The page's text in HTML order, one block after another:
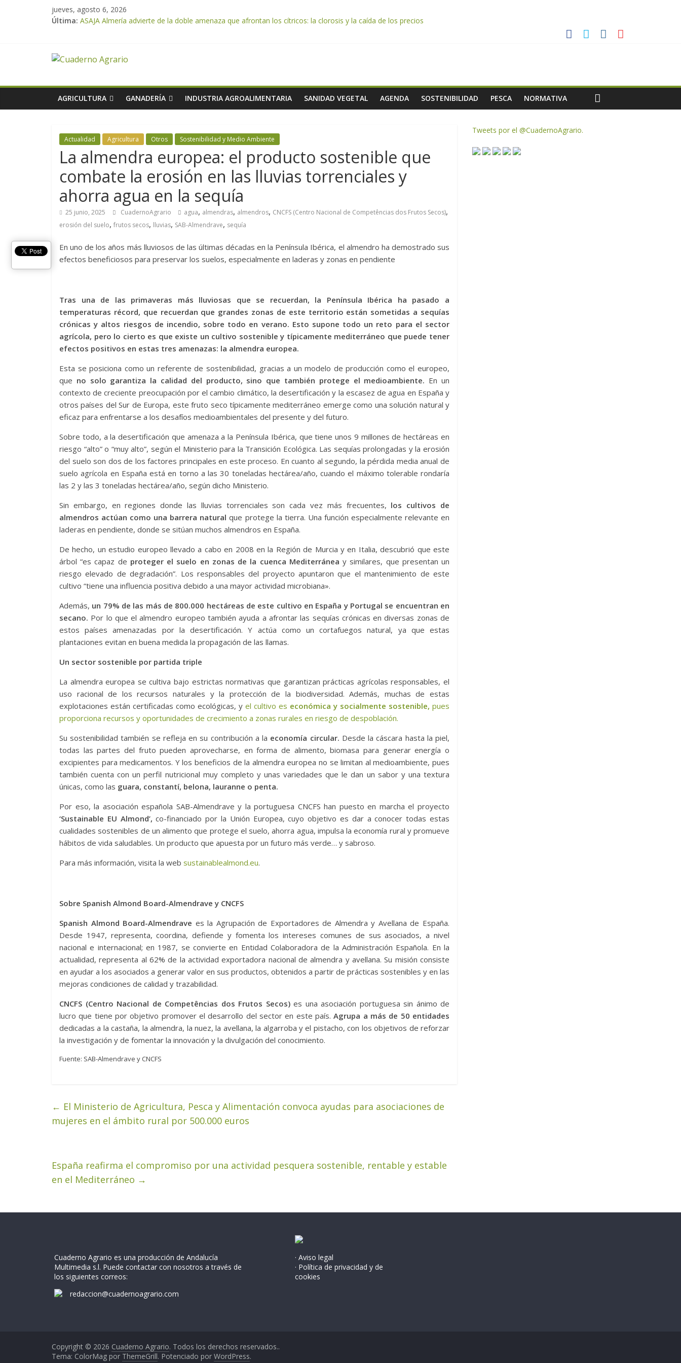
jueves, agosto 6, 2026
Última: ASAJA Almería advierte de la doble amenaza que afrontan los cítricos: la clorosis y la caída de los precios
ASAJA Almería: las primeras recolecciones de almendra confirman una cosecha desigual marcada por las inclemencias meteorológicas y la incertidumbre en los precios
VÍDEO: Promoción y difusión de los valores de los alimentos de origen cooperativo en escuelas de hostelería
Cooperativas Agro-alimentarias de Andalucía celebra la activación del mecanismo de regulación de oferta de aceite de oliva para la próxima campaña
AGRICULTURA GANADERÍA INDUSTRIA AGROALIMENTARIA SANIDAD VEGETAL AGENDA SOSTENIBILIDAD PESCA NORMATIVA
Actualidad Agricultura Otros Sostenibilidad y Medio Ambiente
La almendra europea: el producto sostenible que
combate la erosión en las lluvias torrenciales y
ahorra agua en la sequía
25 junio, 2025 CuadernoAgrario agua, almendras, almendros, CNCFS (Centro Nacional de Competências dos Frutos Secos),
erosión del suelo, frutos secos, lluvias, SAB-Almendrave, sequía
En uno de los años más lluviosos de las últimas décadas en la Península Ibérica, el almendro ha demostrado sus
efectos beneficiosos para preservar los suelos, especialmente en laderas y zonas en pendiente
Tras una de las primaveras más lluviosas que se recuerdan, la Península Ibérica ha pasado a
temperaturas récord, que recuerdan que grandes zonas de este territorio están sometidas a sequías
crónicas y altos riesgos de incendio, sobre todo en verano. Esto supone todo un reto para el sector
agrícola, pero lo cierto es que existe un cultivo sostenible y típicamente mediterráneo que puede tener
efectos positivos en estas tres amenazas: la almendra europea.
Esta se posiciona como un referente de sostenibilidad, gracias a un modelo de producción como el europeo,
que no solo garantiza la calidad del producto, sino que también protege el medioambiente. En un
contexto de creciente preocupación por el cambio climático, la desertificación y la escasez de agua en España y
otros países del Sur de Europa, este fruto seco típicamente mediterráneo emerge como una solución natural y
eficaz para enfrentarse a los desafíos medioambientales del presente y del futuro.
Sobre todo, a la desertificación que amenaza a la Península Ibérica, que tiene unos 9 millones de hectáreas en
riesgo “alto” o “muy alto”, según el Ministerio para la Transición Ecológica. Las sequías prolongadas y la erosión
del suelo son dos de los factores principales en este proceso. En cuanto al segundo, la pérdida media anual de
suelo agrícola en España está en torno a las 30 toneladas hectárea/año, cuando el máximo tolerable rondaría
las 2 y las 3 toneladas hectárea/año, según dicho Ministerio.
Sin embargo, en regiones donde las lluvias torrenciales son cada vez más frecuentes, los cultivos de
almendros actúan como una barrera natural que protege la tierra. Una función especialmente relevante en
laderas en pendiente, donde se sitúan muchos almendros en España.
De hecho, un estudio europeo llevado a cabo en 2008 en la Región de Murcia y en Italia, descubrió que este
árbol “es capaz de proteger el suelo en zonas de la cuenca Mediterránea y similares, que presentan un
riesgo elevado de degradación”. Los responsables del proyecto apuntaron que el mantenimiento de este
cultivo “tiene una influencia positiva debido a una mayor actividad microbiana».
Además, un 79% de las más de 800.000 hectáreas de este cultivo en España y Portugal se encuentran en
secano. Por lo que el almendro europeo también ayuda a afrontar las sequías crónicas en diversas zonas de
estos países amenazadas por la desertificación. Y actúa como un cortafuegos natural, ya que estas
plantaciones evitan en buena medida la propagación de las llamas.
Un sector sostenible por partida triple
La almendra europea se cultiva bajo estrictas normativas que garantizan prácticas agrícolas responsables, el
uso racional de los recursos naturales y la protección de la biodiversidad. Además, muchas de estas
explotaciones están certificadas como ecológicas, y el cultivo es económica y socialmente sostenible, pues
proporciona recursos y oportunidades de crecimiento a zonas rurales en riesgo de despoblación.
Su sostenibilidad también se refleja en su contribución a la economía circular. Desde la cáscara hasta la piel,
todas las partes del fruto pueden aprovecharse, en forma de alimento, biomasa para generar energía o
excipientes para medicamentos. Y los beneficios de la almendra europea no se limitan al medioambiente, pues
también cuenta con un perfil nutricional muy completo y unas variedades que le dan un sabor y una textura
únicas, como las guara, constantí, belona, lauranne o penta.
Por eso, la asociación española SAB-Almendrave y la portuguesa CNCFS han puesto en marcha el proyecto
‘Sustainable EU Almond’, co-financiado por la Unión Europea, cuyo objetivo es dar a conocer todas estas
cualidades sostenibles de un alimento que protege el suelo, ahorra agua, impulsa la economía rural y promueve
hábitos de vida saludables. Un producto que apuesta por un futuro más verde… y sabroso.
Para más información, visita la web sustainablealmond.eu.
Sobre Spanish Almond Board-Almendrave y CNCFS
Spanish Almond Board-Almendrave es la Agrupación de Exportadores de Almendra y Avellana de España.
Desde 1947, representa, coordina, defiende y fomenta los intereses comunes de sus asociados, a nivel
nacional e internacional; en 1987, se convierte en Entidad Colaboradora de la Administración Española. En la
actualidad, representa al 62% de la actividad exportadora nacional de almendra y avellana. Su misión consiste
en ayudar a los asociados a generar valor en sus productos, obtenidos a partir de prácticas sostenibles y en las
mejoras condiciones de calidad y trazabilidad.
CNCFS (Centro Nacional de Competências dos Frutos Secos)es una asociación portuguesa sin ánimo de
lucro que tiene por objetivo promover el desarrollo del sector en este país.Agrupa a más de 50 entidades
dedicadas a la castaña, la almendra, la nuez, la avellana, la algarroba y el pistacho, con los objetivos de reforzar
la investigación y de fomentar la innovación y la divulgación del conocimiento.
Fuente: SAB-Almendrave y CNCFS
← El Ministerio de Agricultura, Pesca y Alimentación convoca ayudas para asociaciones de
mujeres en el ámbito rural por 500.000 euros
España reafirma el compromiso por una actividad pesquera sostenible, rentable y estable
en el Mediterráneo →
Tweets por el @CuadernoAgrario.
Cuaderno Agrario es una producción de Andalucía
Multimedia s.l. Puede contactar con nosotros a través de
los siguientes correos:
redaccion@cuadernoagrario.com
· Aviso legal
· Política de privacidad y de
cookies
Copyright © 2026 Cuaderno Agrario. Todos los derechos reservados..
Tema: ColorMag por ThemeGrill. Potenciado por WordPress.